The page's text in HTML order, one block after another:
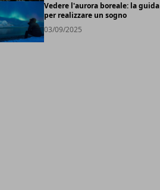
Vedere l'aurora boreale: la guida
per realizzare un sogno
03/09/2025